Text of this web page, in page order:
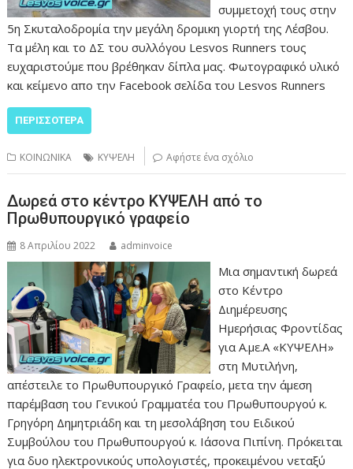
συμμετοχή τους στην
5η Σκυταλοδρομία την μεγάλη δρομικη γιορτή της Λέσβου.
Τα μέλη και το ΔΣ του συλλόγου Lesvos Runners τους
ευχαριστούμε που βρέθηκαν δίπλα μας. Φωτογραφικό υλικό
και κείμενο απο την Facebook σελίδα του Lesvos Runners
ΠΕΡΙΣΣΌΤΕΡΑ
ΚΟΙΝΩΝΙΚΑ ΚΥΨΕΛΗ Αφήστε ένα σχόλιο
Δωρεά στο κέντρο ΚΥΨΕΛΗ από το
Πρωθυπουργικό γραφείο
8 Απριλίου 2022 adminvoice
Μια σημαντική δωρεά
στο Κέντρο
Διημέρευσης
Ημερήσιας Φροντίδας
για Α.με.Α «ΚΥΨΕΛΗ»
στη Μυτιλήνη,
απέστειλε το Πρωθυπουργικό Γραφείο, μετα την άμεση
παρέμβαση του Γενικού Γραμματέα του Πρωθυπουργού κ.
Γρηγόρη Δημητριάδη και τη μεσολάβηση του Ειδικού
Συμβούλου του Πρωθυπουργού κ. Ιάσονα Πιπίνη. Πρόκειται
για δυο ηλεκτρονικούς υπολογιστές, προκειμένου νεταξύ